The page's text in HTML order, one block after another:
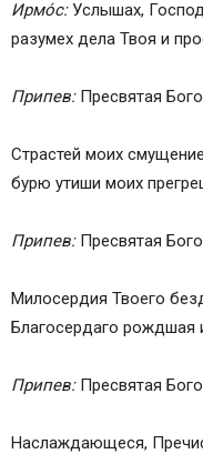
Ирмо́с:Услышах,
разумех дела Твоя и
Припев:Пресвятая
Страстей моих
бурю утиши моих
Припев:Пресвятая
Милосердия Твоего
Благосердаго рождшая
Припев:Пресвятая
Наслаждaющеся,